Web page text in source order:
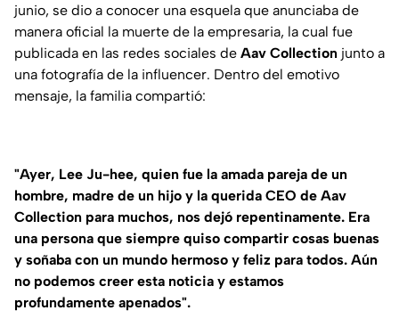
junio, se dio a conocer una esquela que anunciaba de
manera oficial la muerte de la empresaria, la cual fue
publicada en las redes sociales de Aav Collection junto a
una fotografía de la influencer. Dentro del emotivo
mensaje, la familia compartió:
"Ayer, Lee Ju-hee, quien fue la amada pareja de un
hombre, madre de un hijo y la querida CEO de Aav
Collection para muchos, nos dejó repentinamente. Era
una persona que siempre quiso compartir cosas buenas
y soñaba con un mundo hermoso y feliz para todos. Aún
no podemos creer esta noticia y estamos
profundamente apenados".